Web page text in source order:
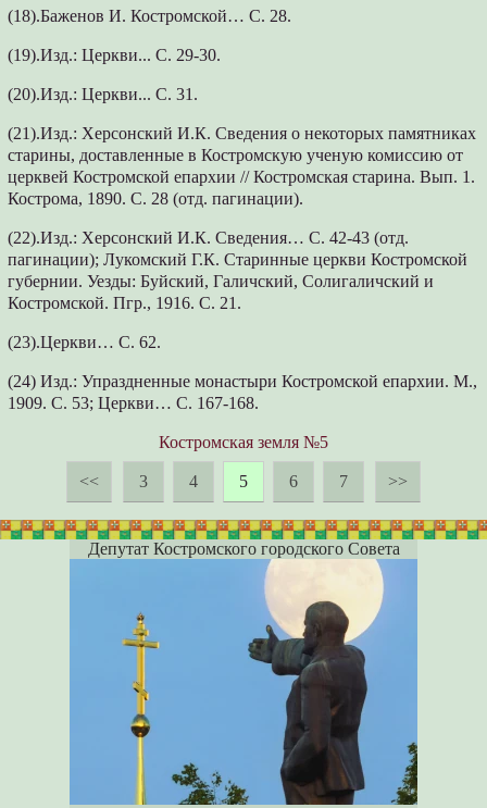
(18).Баженов И. Костромской… С. 28.
(19).Изд.: Церкви... С. 29-30.
(20).Изд.: Церкви... С. 31.
(21).Изд.: Херсонский И.К. Сведения о некоторых памятниках
старины, доставленные в Костромскую ученую комиссию от
церквей Костромской епархии // Костромская старина. Вып. 1.
Кострома, 1890. С. 28 (отд. пагинации).
(22).Изд.: Херсонский И.К. Сведения… С. 42-43 (отд.
пагинации); Лукомский Г.К. Старинные церкви Костромской
губернии. Уезды: Буйский, Галичский, Солигаличский и
Костромской. Пгр., 1916. С. 21.
(23).Церкви… С. 62.
(24) Изд.: Упраздненные монастыри Костромской епархии. М.,
1909. С. 53; Церкви… С. 167-168.
Костромская земля №5
<< 3 4 5 6 7 >>
Депутат Костромского городского Совета